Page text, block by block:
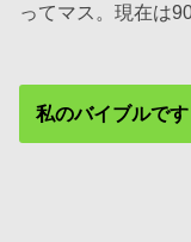
ってマス。現在は
私のバイブルで